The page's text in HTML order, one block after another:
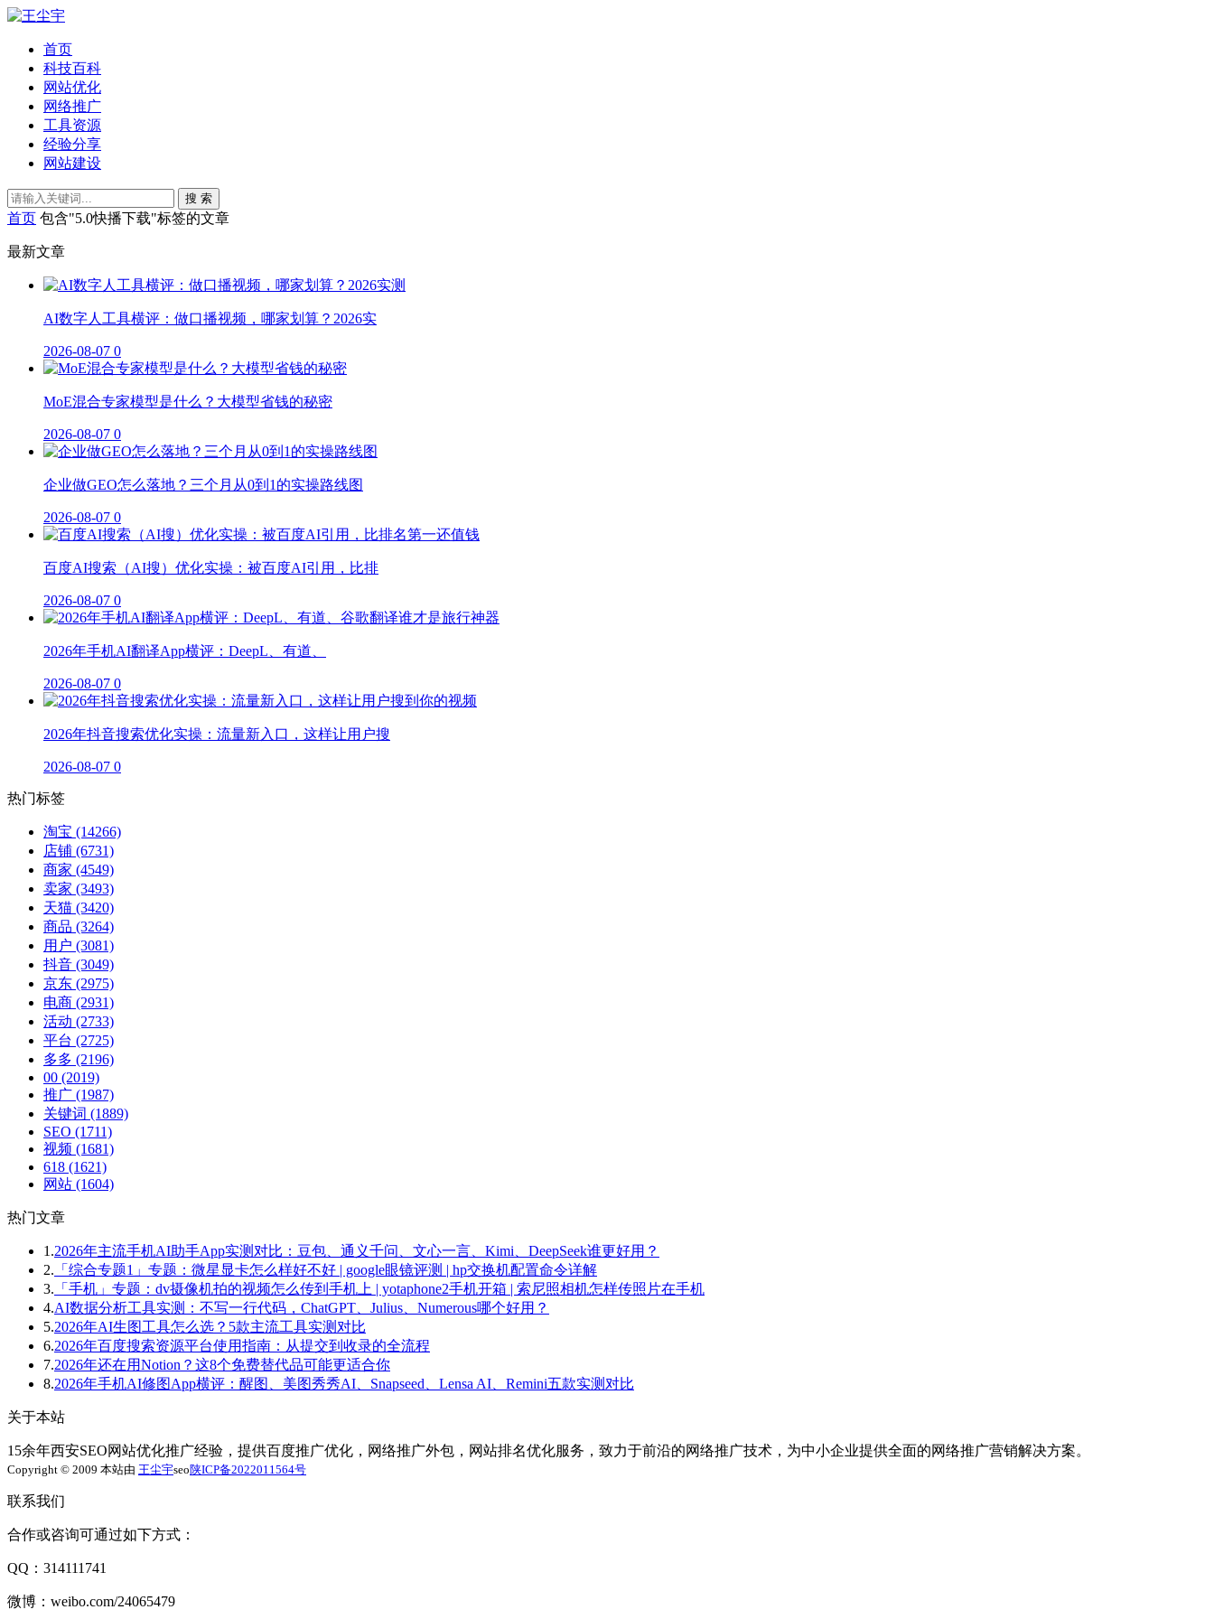
首页
科技百科
网站优化
网络推广
工具资源
经验分享
网站建设
搜 索
首页 包含"5.0快播下载"标签的文章
最新文章
AI数字人工具横评：做口播视频，哪家划算？2026实
2026-08-07 0
MoE混合专家模型是什么？大模型省钱的秘密
2026-08-07 0
企业做GEO怎么落地？三个月从0到1的实操路线图
2026-08-07 0
百度AI搜索（AI搜）优化实操：被百度AI引用，比排
2026-08-07 0
2026年手机AI翻译App横评：DeepL、有道、
2026-08-07 0
2026年抖音搜索优化实操：流量新入口，这样让用户搜
2026-08-07 0
热门标签
淘宝 (14266)
店铺 (6731)
商家 (4549)
卖家 (3493)
天猫 (3420)
商品 (3264)
用户 (3081)
抖音 (3049)
京东 (2975)
电商 (2931)
活动 (2733)
平台 (2725)
多多 (2196)
00 (2019)
推广 (1987)
关键词 (1889)
SEO (1711)
视频 (1681)
618 (1621)
网站 (1604)
热门文章
1.2026年主流手机AI助手App实测对比：豆包、通义千问、文心一言、Kimi、DeepSeek谁更好用？
2. 「综合专题1」专题：微星显卡怎么样好不好 | google眼镜评测 | hp交换机配置命令详解
3. 「手机」专题：dv摄像机拍的视频怎么传到手机上 | yotaphone2手机开箱 | 索尼照相机怎样传照片在手机
4.AI数据分析工具实测：不写一行代码，ChatGPT、Julius、Numerous哪个好用？
5.2026年AI生图工具怎么选？5款主流工具实测对比
6.2026年百度搜索资源平台使用指南：从提交到收录的全流程
7.2026年还在用Notion？这8个免费替代品可能更适合你
8.2026年手机AI修图App横评：醒图、美图秀秀AI、Snapseed、Lensa AI、Remini五款实测对比
关于本站
15余年西安SEO网站优化推广经验，提供百度推广优化，网络推广外包，网站排名优化服务，致力于前沿的网络推广技术，为中小企业提供全面的网络推广营销解决方案。
Copyright © 2009 本站由 王尘宇seo陕ICP备2022011564号
联系我们
合作或咨询可通过如下方式：
QQ：314111741
微博：weibo.com/24065479